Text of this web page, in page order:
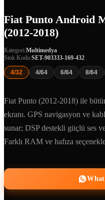
Fiat Punto Android
(2012-2018)
Kategori:Multimedya
Stok Kodu:SET-903333-169-432
4/32 4/64 6/64 8/64
Fiat Punto (2012-2018) ile
ekranı. GPS navigasyon ve
sunar; DSP destekli güçlü ses
Farklı RAM ve hafıza